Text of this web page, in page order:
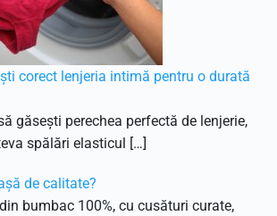
corect lenjeria intimă pentru o durată
găsești perechea perfectă de lenjerie,
spălări elasticul […]
de calitate?
bumbac 100%, cu cusături curate,